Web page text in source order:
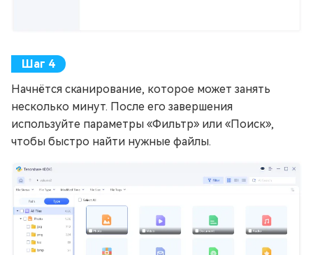
Начнётся сканирование, которое может занять
несколько минут. После его завершения
используйте параметры «Фильтр» или «Поиск»,
чтобы быстро найти нужные файлы.